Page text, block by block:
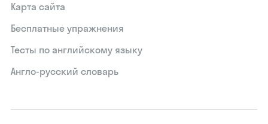
Карта сайта
Бесплатные упражнения
Тесты по английскому языку
Англо-русский словарь